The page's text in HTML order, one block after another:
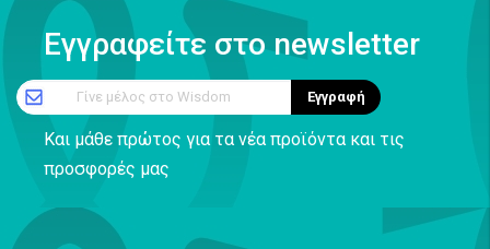
Εγγραφείτε στο newsletter
Γίνε μέλος στο Wisdom Εγγραφή
Και μάθε πρώτος για τα νέα προϊόντα και τις
προσφορές μας